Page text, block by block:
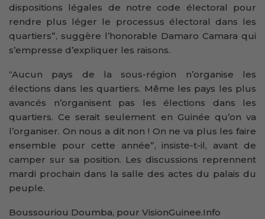
dispositions légales de notre code électoral pour
rendre plus léger le processus électoral dans les
quartiers”, suggère l’honorable Damaro Camara qui
s’empresse d’expliquer les raisons.
“Aucun pays de la sous-région n’organise les
élections dans les quartiers. Même les pays les plus
avancés n’organisent pas les élections dans les
quartiers. Ce serait seulement en Guinée qu’on va
l’organiser. On nous a dit non ! On ne va plus les faire
ensemble pour cette année”, insiste-t-il, avant de
camper sur sa position. Les discussions reprennent
mardi prochain dans la salle des actes du palais du
peuple.
Boussouriou Doumba, pour VisionGuinee.Info